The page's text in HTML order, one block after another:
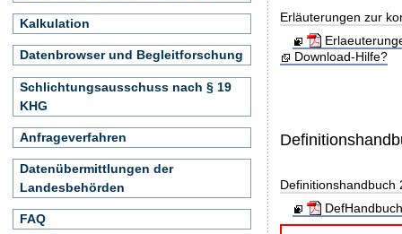
Erläuterungen zur
Download-Hilfe?
Definitionshandbuch
Kalkulation
Datenbrowser und Begleitforschung
Schlichtungsausschuss nach § 19
KHG
Anfrageverfahren
Datenübermittlungen der
Landesbehörden
FAQ